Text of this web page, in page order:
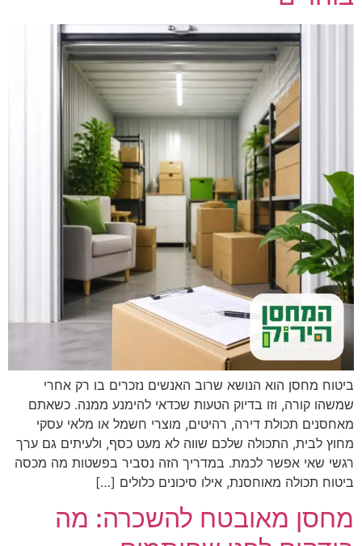
ביטוח מחסן הוא הנושא שרוב האנשים נזכרים בו רק אחרי
שמשהו קורה, וזו בדיוק הטעות שכדאי להימנע ממנה. כשאתם
מאחסנים תכולת דירה, רהיטים, מוצרי חשמל או מלאי עסקי
מחוץ לבית, התכולה שלכם שווה לא מעט כסף, ולעיתים גם ערך
רגשי שאי אפשר לכמת. במדריך הזה נסביר בפשטות מה מכסה
ביטוח תכולה מאוחסנת, אילו סיכונים כלולים […]
מחסן מאובטח להשכרה: מה